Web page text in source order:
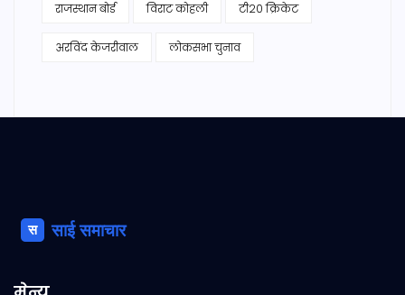
राजस्थान बोर्ड विराट कोहली टी20 क्रिकेट
अरविंद केजरीवाल लोकसभा चुनाव